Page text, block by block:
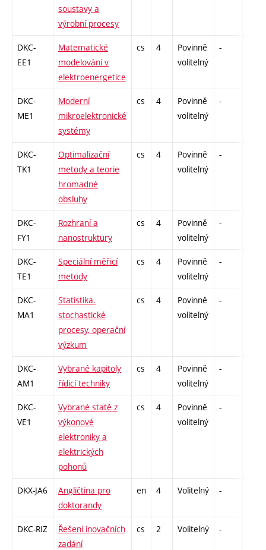
soustavy a
výrobní procesy
DKC-
EE1
Matematické
modelování v
elektroenergetice
cs 4
Povinně
volitelný
-
DKC-
ME1
Moderní
mikroelektronické
systémy
cs 4
Povinně
volitelný
-
DKC-
TK1
Optimalizační
metody a teorie
hromadné
obsluhy
cs 4
Povinně
volitelný
-
DKC-
FY1
Rozhraní a
nanostruktury
cs 4
Povinně
volitelný
-
DKC-
TE1
Speciální měřicí
metody
cs 4
Povinně
volitelný
-
DKC-
MA1
Statistika.
stochastické
procesy, operační
výzkum
cs 4
Povinně
volitelný
-
DKC-
AM1
Vybrané kapitoly
řídicí techniky
cs 4
Povinně
volitelný
-
DKC-
VE1
Vybrané statě z
výkonové
elektroniky a
elektrických
pohonů
cs 4
Povinně
volitelný
-
DKX-JA6
Angličtina pro
doktorandy
en 4 Volitelný -
DKC-RIZ
Řešení inovačních
zadání
cs 2 Volitelný -